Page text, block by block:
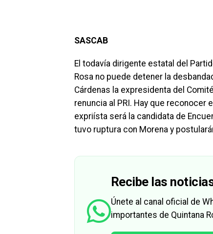
SASCAB
El todavía dirigente estatal del
Rosa no puede detener la
Cárdenas la expresidenta del
renuncia al PRI. Hay que reconocer
expriísta será la candidata de
tuvo ruptura con Morena y
Recibe las
Únete al canal oficial de
importantes de Quintana